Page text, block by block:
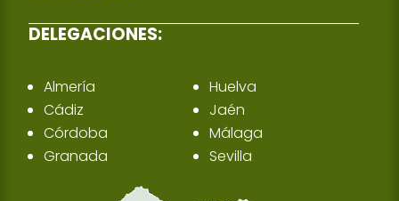
DELEGACIONES:
Almería
Cádiz
Córdoba
Granada
Huelva
Jaén
Málaga
Sevilla